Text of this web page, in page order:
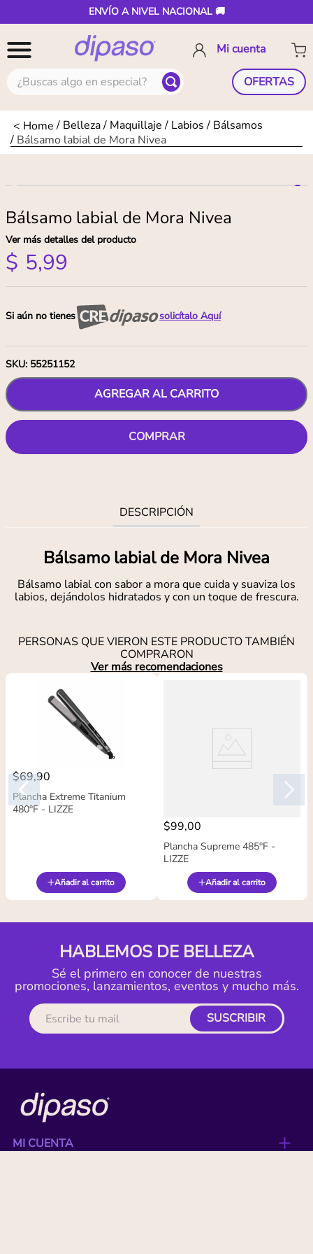
ENVÍO A NIVEL NACIONAL 🚚
¿Buscas algo en especial? OFERTAS
Belleza Maquillaje Labios
Bálsamos
Bálsamo labial de Mora Nivea
Bálsamo labial de Mora Nivea
Ver más detalles del producto
$ 5,99
Si aún no tienes solicítalo Aquí
SKU: 55251152
AGREGAR AL CARRITO
COMPRAR
DESCRIPCIÓN
Bálsamo labial de Mora Nivea
Bálsamo labial con sabor a mora que cuida y suaviza los
labios, dejándolos hidratados y con un toque de frescura.
PERSONAS QUE VIERON ESTE PRODUCTO TAMBIÉN
COMPRARON
Ver más recomendaciones
$69,90
Plancha Extreme Titanium
480°F - LIZZE
Añadir al carrito
$99,00
Plancha Supreme 485°F -
LIZZE
Añadir al carrito
HABLEMOS DE BELLEZA
Sé el primero en conocer de nuestras
promociones, lanzamientos, eventos y mucho más.
SUSCRIBIR
MI CUENTA